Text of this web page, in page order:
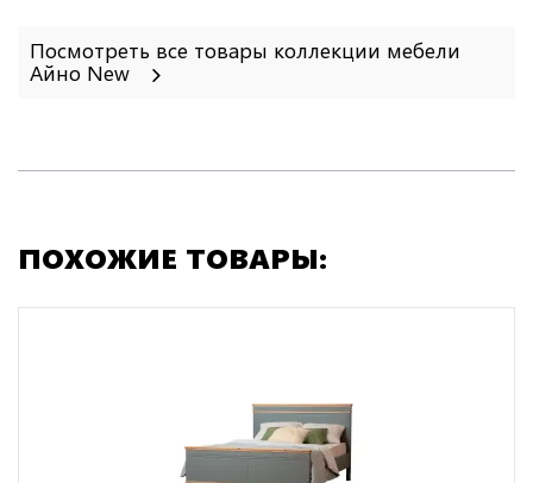
Посмотреть все товары коллекции мебели
Айно New
ПОХОЖИЕ ТОВАРЫ: